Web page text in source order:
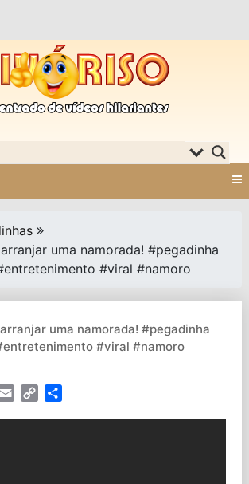
uma namorada! #pegadinha
#viral #namoro
uma namorada! #pegadinha
#viral #namoro
Email Copy